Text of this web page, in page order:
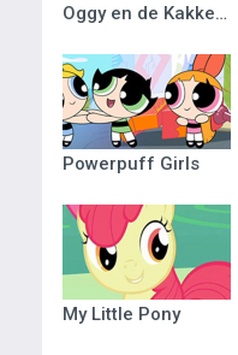
Oggy en de Kakkerlakken
Powerpuff Girls
My Little Pony